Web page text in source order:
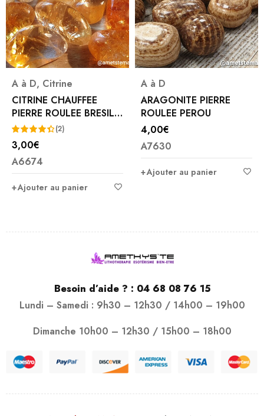
A à D, Citrine
CITRINE CHAUFFEE
PIERRE ROULEE BRESIL
MM
Note
4.50
sur 5
(2)
3,00€
A6674
Ajouter au panier
A à D
ARAGONITE PIERRE
ROULEE PEROU
4,00€
A7630
Ajouter au panier
Besoin d’aide ? : 04 68 08 76 15
Lundi – Samedi : 9h30 – 12h30 / 14h00 – 19h00
Dimanche 10h00 – 12h30 / 15h00 – 18h00